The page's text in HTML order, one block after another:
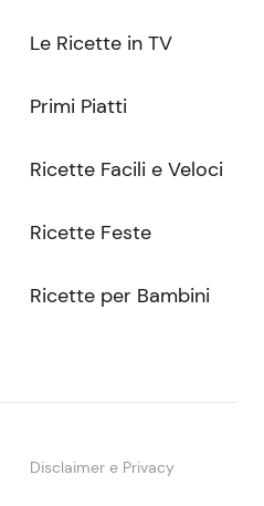
Le Ricette in TV
Primi Piatti
Ricette Facili e Veloci
Ricette Feste
Ricette per Bambini
Disclaimer e Privacy